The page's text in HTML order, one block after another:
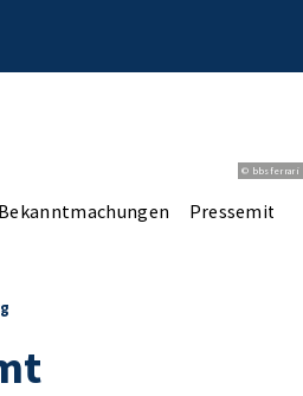
© bbsferrari
Bekanntmachungen